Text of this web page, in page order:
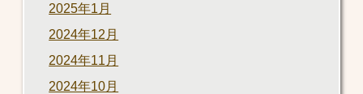
2025年1月
2024年12月
2024年11月
2024年10月